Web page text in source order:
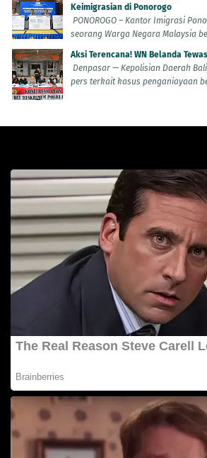
Keimigrasian di Ponorogo
PONOROGO – Kantor Imigrasi
seorang Warga Negara Malaysia
Aksi Terencana! WN Belanda
Denpasar — Kepolisian Daerah
pers terkait kasus penganiayaan